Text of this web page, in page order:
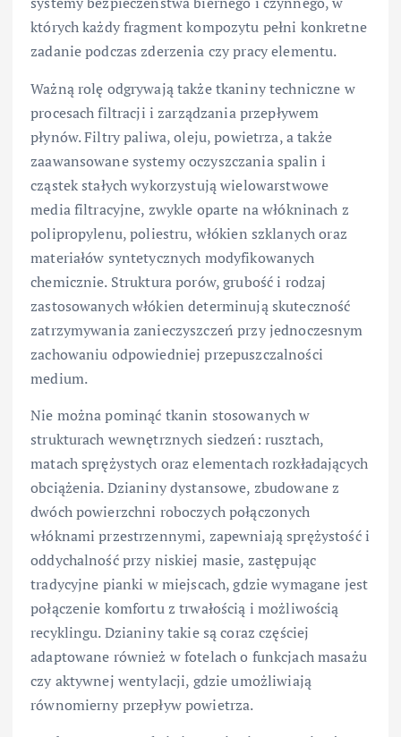
których każdy fragment kompozytu pełni konkretne
zadanie podczas zderzenia czy pracy elementu.
Ważną rolę odgrywają także tkaniny techniczne w
procesach filtracji i zarządzania przepływem
płynów. Filtry paliwa, oleju, powietrza, a także
zaawansowane systemy oczyszczania spalin i
cząstek stałych wykorzystują wielowarstwowe
media filtracyjne, zwykle oparte na włókninach z
polipropylenu, poliestru, włókien szklanych oraz
materiałów syntetycznych modyfikowanych
chemicznie. Struktura porów, grubość i rodzaj
zastosowanych włókien determinują skuteczność
zatrzymywania zanieczyszczeń przy jednoczesnym
zachowaniu odpowiedniej przepuszczalności
medium.
Nie można pominąć tkanin stosowanych w
strukturach wewnętrznych siedzeń: rusztach,
matach sprężystych oraz elementach rozkładających
obciążenia. Dzianiny dystansowe, zbudowane z
dwóch powierzchni roboczych połączonych
włóknami przestrzennymi, zapewniają sprężystość i
oddychalność przy niskiej masie, zastępując
tradycyjne pianki w miejscach, gdzie wymagane jest
połączenie komfortu z trwałością i możliwością
recyklingu. Dzianiny takie są coraz częściej
adaptowane również w fotelach o funkcjach masażu
czy aktywnej wentylacji, gdzie umożliwiają
równomierny przepływ powietrza.